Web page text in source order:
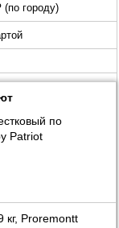
(по городу)
по
Patriot
Proremontt